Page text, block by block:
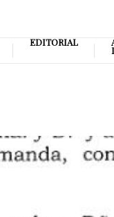
EDITORIAL